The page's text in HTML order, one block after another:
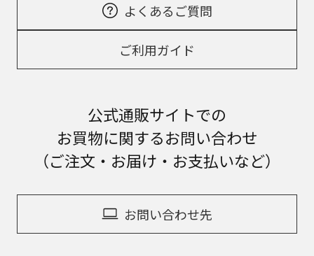
よくあるご質問
ご利用ガイド
公式通販サイトでの
お買物に関するお問い合わせ
（ご注文・お届け・お支払いなど）
お問い合わせ先